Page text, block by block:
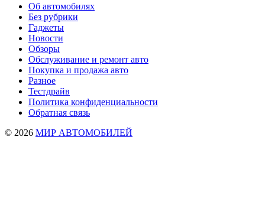
Об автомобилях
Без рубрики
Гаджеты
Новости
Обзоры
Обслуживание и ремонт авто
Покупка и продажа авто
Разное
Тестдрайв
Политика конфиденциальности
Обратная связь
© 2026 МИР АВТОМОБИЛЕЙ